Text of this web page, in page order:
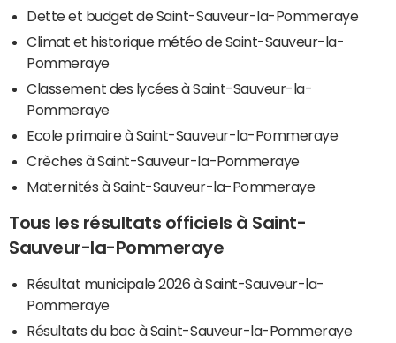
Dette et budget de Saint-Sauveur-la-Pommeraye
Climat et historique météo de Saint-Sauveur-la-
Pommeraye
Classement des lycées à Saint-Sauveur-la-
Pommeraye
Ecole primaire à Saint-Sauveur-la-Pommeraye
Crèches à Saint-Sauveur-la-Pommeraye
Maternités à Saint-Sauveur-la-Pommeraye
Tous les résultats officiels à Saint-
Sauveur-la-Pommeraye
Résultat municipale 2026 à Saint-Sauveur-la-
Pommeraye
Résultats du bac à Saint-Sauveur-la-Pommeraye